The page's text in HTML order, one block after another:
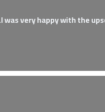
I was very happy with the